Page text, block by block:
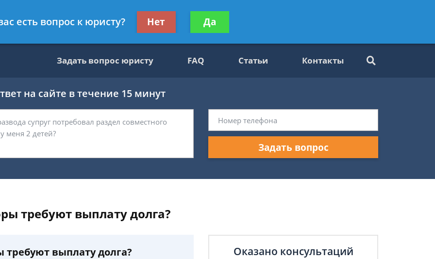
Получите консультацию
бесплатно
Задать вопрос юристу FAQ Статьи Контакты
на сайте в течение 15 минут
Задать вопрос
требуют выплату долга?
требуют выплату долга? Оказано консультаций
есть вопрос к юристу? Нет Да